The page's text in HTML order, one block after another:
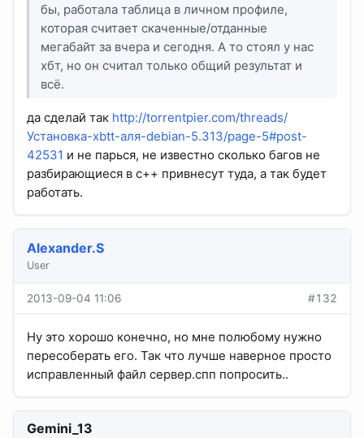
бы, работала таблица в личном профиле,
которая считает скаченные/отданные
мегабайт за вчера и сегодня. А то стоял у нас
хбт, но он считал только общий результат и
всё.
да сделай так http://torrentpier.com/threads/
Установка-xbtt-аля-debian-5.313/page-5#post-
42531 и не парься, не известно сколько багов не
разбирающиеся в c++ привнесут туда, а так будет
работать.
Alexander.S
User
2013-09-04 11:06 #132
Ну это хорошо конечно, но мне полюбому нужно
пересоберать его. Так что лучше наверное просто
исправленный файл сервер.спп попросить..
Gemini_13